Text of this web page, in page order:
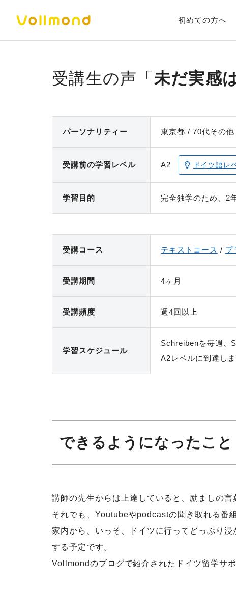
初めての方へ
未だ実感
パーソナ リティー 東京都 70代その他
受講前の学習レベル A2 ドイツ語レ
学習目的 完全独学のため、2
受講コース テキストコース プ
受講期間 4ヶ月
受講頻度 週4回以上
学習スケジュール
Schreibenを毎週、
A2レベルに到達しま
できるようになったこ
講師の先生からは上達していると、励ましの
それでも、Youtubeやpodcastの聞き取れる番
家内から、いっそ、ドイツに行ってどっぷり
する予定です。
Vollmondのブログで紹介されたドイツ留学サ